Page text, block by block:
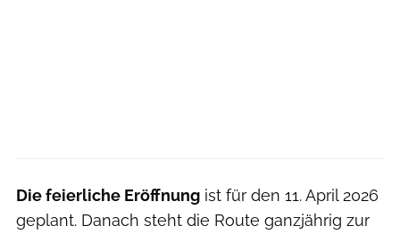
Die feierliche Eröffnung ist für den 11. April 2026
geplant. Danach steht die Route ganzjährig zur